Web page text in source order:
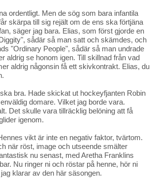
ordentligt. Men de sög som bara infantila
skärpa till sig rejält om de ens ska förtjäna
säger jag bara. Elias, som först gjorde en
sådär så man satt och skämdes, och
"Ordinary People", sådär så man undrade
aldrig se honom igen. Till skillnad från vad
aldrig någonsin få ett skivkontrakt. Elias, du
bra. Hade skickat ut hockeyfjanten Robin
domare. Vilket jag borde vara.
Det skulle vara tillräcklig belöning att få
igenom.
vikt är inte en negativ faktor, tvärtom.
när röst, image och utseende smälter
nu senast, med Aretha Franklins
Nu ringer ni och röstar på henne, hör ni
klarar av den här säsongen.